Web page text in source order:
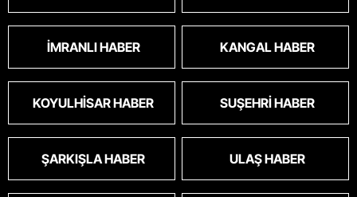
İMRANLI HABER KANGAL HABER
KOYULHISAR HABER SUŞEHRI HABER
ŞARKIŞLA HABER ULAŞ HABER